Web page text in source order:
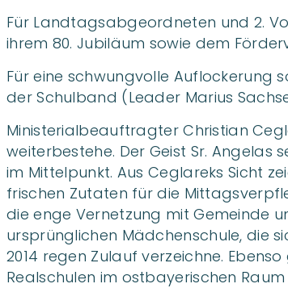
Für Landtagsabgeordneten und 2.
ihrem 80. Jubiläum sowie dem
Für eine schwungvolle Auflockerung
der Schulband (Leader Marius
Ministerialbeauftragter Christian
weiterbestehe. Der Geist Sr. Angelas
im Mittelpunkt. Aus Ceglareks Sicht
frischen Zutaten für die
die enge Vernetzung mit Gemeinde
ursprünglichen Mädchenschule, die
2014 regen Zulauf verzeichne.
Realschulen im ostbayerischen